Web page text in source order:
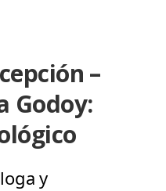
–
Godoy:
y